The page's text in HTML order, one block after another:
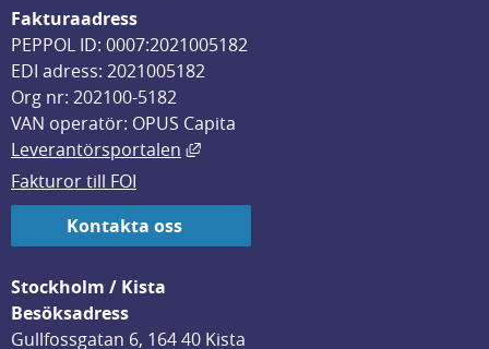
Fakturaadress
PEPPOL ID: 0007:2021005182
EDI adress: 2021005182
Org nr: 202100-5182
VAN operatör: OPUS Capita
Leverantörsportalen
Länk till annan webbplats, öppnas
Fakturor till FOI
Kontakta oss
Stockholm / Kista
Besöksadress
Gullfossgatan 6, 164 40 Kista